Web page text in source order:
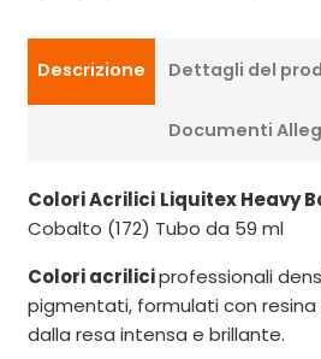
Descrizione Dettagli del
Documenti
Colori Acrilici Liquitex Heavy
Cobalto (172) Tubo da 59 ml
Colori acriliciprofessionali
pigmentati, formulati con
dalla resa intensa e brillante.